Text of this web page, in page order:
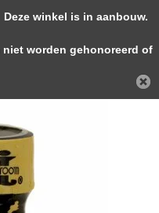
winkel is in aanbouw.
worden gehonoreerd of